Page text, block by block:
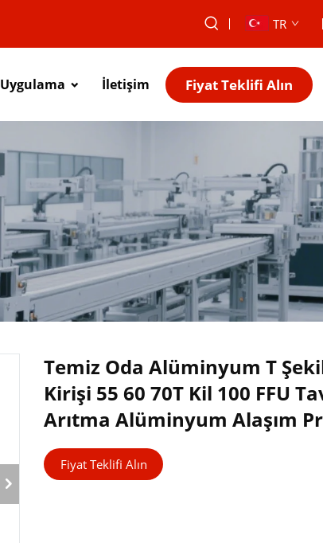
TR
Uygulama İletişim Fiyat Teklifi Alın
Temiz Oda Alüminyum T
Kirişi 55 60 70T Kil 100 FFU
Arıtma Alüminyum Alaşım
Fiyat Teklifi Alın